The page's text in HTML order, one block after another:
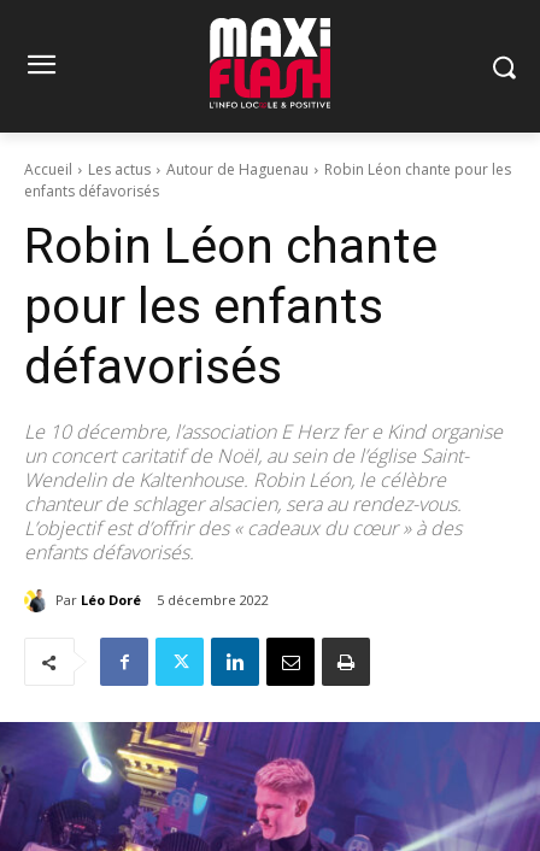
Accueil Les actus Autour de Haguenau
Robin Léon chante pour les
enfants défavorisés
Robin Léon chante
pour les enfants
défavorisés
Le 10 décembre, l’association E Herz fer e Kind organise
un concert caritatif de Noël, au sein de l’église Saint-
Wendelin de Kaltenhouse. Robin Léon, le célèbre
chanteur de schlager alsacien, sera au rendez-vous.
L’objectif est d’offrir des « cadeaux du cœur » à des
enfants défavorisés.
Par Léo Doré 5 décembre 2022